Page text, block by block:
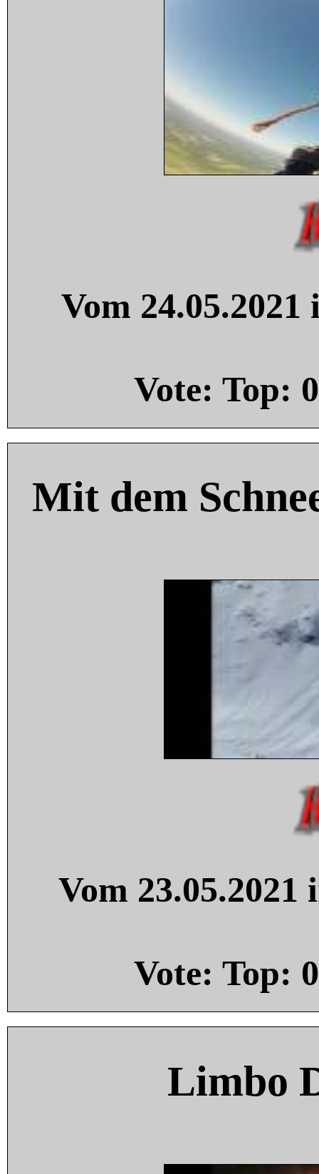
Vom
Vote: Top: 0
Mit dem
Vom
Vote: Top: 0
Limbo